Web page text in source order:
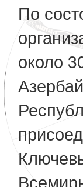
По
около